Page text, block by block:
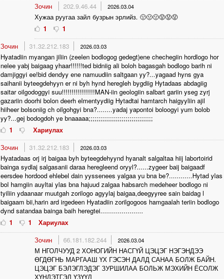
Зочин
202.9.46.44 2026.03.04
Хужаа руугаа зайл бузрын эрлийз. 🤢🤢🤢😡😡😡
1
1
Зочин
31.32.212.183 2026.03.03
Hyatadiin myangan jiliin (zeelen bodlogog gedegt)ene chechegiin hordlogo hor
nelee yabj baigaag yhaar!!!!!!ted bidniig ali boloh bagasgah bodlogo barih ni
damjiggyi ee!bid dendyy ene namuudiin saltgaan yy?...yagaad hyns gya
saihanii byteegdehyyn er ni byh hynd heregleh bygdiig Hytadaas abdagiig
saitar oilgodoggyi suu!!!!!!!!!!!!!!!!!MAN-iin geologiin salbart gariin yseg zyrj
gazariin doorhi bolon deerh elmentyydiig Hytadtai hamtarch haigyyliin ajil
hiiheer bolsoniig ch oilgohgyi bna?........yadaj yapontoi boloogyi yum bolob
yy?...gej bodogdoh ye bnaaaaa;;;;;;;;;;;;;;;;;;;;;;;;;;;;;;;;;
1
Хариулах
Зочин
31.32.212.183 2026.03.03
Hyatadaas orj irj baigaa byh byteegdehyynd hyanalt salgaltaa hiij labortoirid
bainga sydlaj salgasanii daraa heregleend oryyl?......zygeer baij baigaadf
eersdee hordood ehlebel dain yyssenees yalgaa yu bna be?............Hytad ylas
bol hamgiin auyltai ylas bna hajuud zalgaa habsarch medeheer bodlogo ni
tyiliin ydaanaar muutgah zorilogo agyylaj baigaa,deegyyree sain baidag l
baigaam bii,harin ard irgedeen Hyatadiin zorilgogoos hamgaalah teriin bodlogo
dynd satandaa bainga baih heregtei......................
1
1
Хариулах
Зочин
66.181.182.244 2026.03.04
М НГОЛЧУУД 2 ХОНОГИЙН НАСГҮЙ ЦЭЦЭГ НЭГЭНДЭЭ
ӨГДӨГНЬ МАРГААШ ҮХ ГЭСЭН ДАЛД САНАА БОЛЖ БАЙН.
ЦЭЦЭГ БЭЛЭГЛЭДЭГ ЗУРШИЛАА БОЛЬЖ МЭХИЙН ЁСОЛЖ
ХҮНДЭТГЭЛ ҮЗҮҮЛ